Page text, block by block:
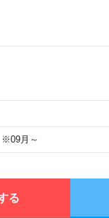
月～
る